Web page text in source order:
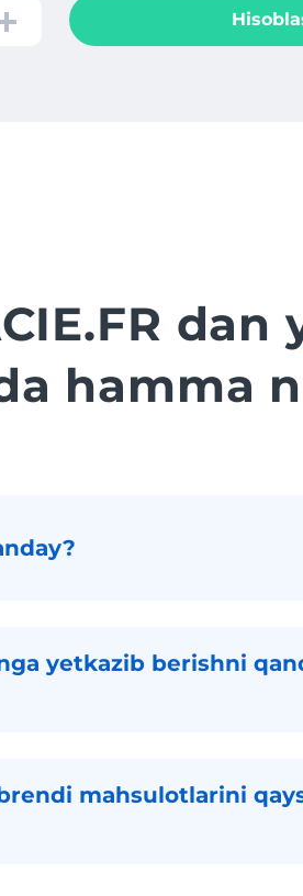
hamma
yetkazib berishni
brendi mahsulotlarini